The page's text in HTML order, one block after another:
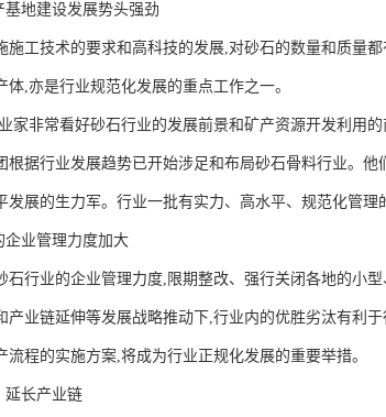
基地建设发展势头强劲
施工技术的要求和高科技的发展,对砂石的数量和质量
体,亦是行业规范化发展的重点工作之一。
家非常看好砂石行业的发展前景和矿产资源开发利用
根据行业发展趋势已开始涉足和布局砂石骨料行业。
发展的生力军。行业一批有实力、高水平、规范化管理
企业管理力度加大
石行业的企业管理力度,限期整改、强行关闭各地的小
产业链延伸等发展战略推动下,行业内的优胜劣汰有利
流程的实施方案,将成为行业正规化发展的重要举措。
延长产业链